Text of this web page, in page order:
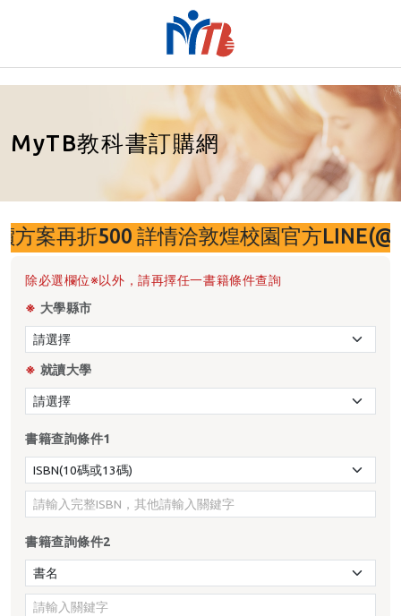
MyTB教科書訂購網
詳情洽敦煌校園官方
除必選欄位※以外，請再擇任一書籍條件查詢
※ 大學縣市
※ 就讀大學
書籍查詢條件1
書籍查詢條件2